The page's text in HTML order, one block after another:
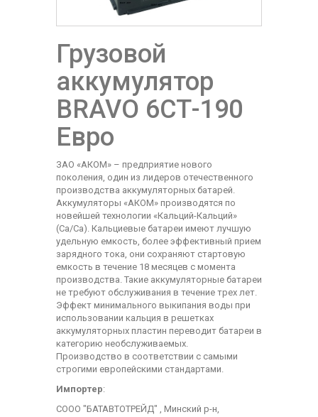
Грузовой
аккумулятор
BRAVO 6СТ-190
Евро
ЗАО «АКОМ» – предприятие нового
поколения, один из лидеров отечественного
производства аккумуляторных батарей.
Аккумуляторы «АКОМ» производятся по
новейшей технологии «Кальций-Кальций»
(Ca/Ca). Кальциевые батареи имеют лучшую
удельную емкость, более эффективный прием
зарядного тока, они сохраняют стартовую
емкость в течение 18 месяцев с момента
производства. Такие аккумуляторные батареи
не требуют обслуживания в течение трех лет.
Эффект минимального выкипания воды при
использовании кальция в решетках
аккумуляторных пластин переводит батареи в
категорию необслуживаемых.
Производство в соответствии с самыми
строгими европейскими стандартами.
Импортер:
СООО "БАТАВТОТРЕЙД" , Минский р-н,